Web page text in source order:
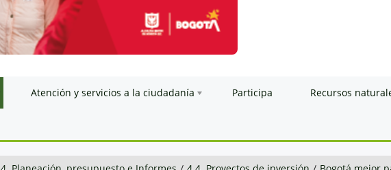
Atención y servicios a la ciudadanía Participa Recursos